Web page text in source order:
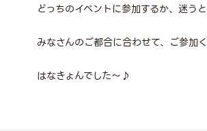
どっちのイベントに参加するか、迷うと
みなさんのご都合に合わせて、ご参加
はなきょんでした～♪